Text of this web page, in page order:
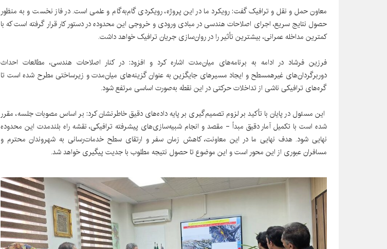
معاون حمل و نقل و ترافیک گفت: رویکرد ما در این پروژه، رویکردی گام‌به‌گام و علمی است. در فاز نخست و به منظور
حصول نتایج سریع، اجرای اصلاحات هندسی در مبادی ورودی و خروجی این محدوده در دستور کار قرار گرفته است که با
کمترین مداخله عمرانی، بیشترین تأثیر را در روان‌سازی جریان ترافیک خواهد داشت.
فرزین فرشاد در ادامه به برنامه‌های میان‌مدت اشاره کرد و افزود: در کنار اصلاحات هندسی، مطالعات احداث
دوربرگردان‌های غیرهمسطح و ایجاد مسیرهای جایگزین به عنوان گزینه‌های میان‌مدت و زیرساختی مطرح شده است تا
گره‌های ترافیکی ناشی از تداخلات حرکتی در این نقطه به‌صورت اساسی مرتفع شود.
این مسئول در پایان با تأکید بر لزوم تصمیم‌گیری بر پایه داده‌های دقیق خاطرنشان کرد: بر اساس مصوبات جلسه، مقرر
شده است با تکمیل آمار دقیق مبدأ - مقصد و انجام شبیه‌سازی‌های پیشرفته ترافیکی، نقشه راه بلندمدت این محدوده
نهایی شود. هدف نهایی ما در این معاونت، کاهش زمان سفر و ارتقای سطح خدمات‌رسانی به شهروندان محترم و
مسافران عبوری از این محور است و این موضوع تا حصول نتیجه مطلوب با جدیت پیگیری خواهد شد.